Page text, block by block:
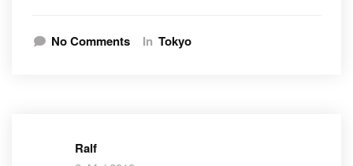
No Comments In Tokyo
Ralf